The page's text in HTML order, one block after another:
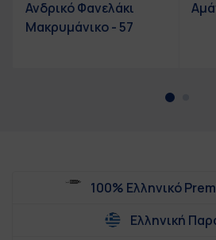
Ανδρικό Φανελάκι
Μακρυμάνικο - 57
100% Ελληνικό
Ελληνική